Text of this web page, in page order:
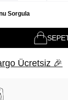
Sorgula
Ücretsiz 🎉